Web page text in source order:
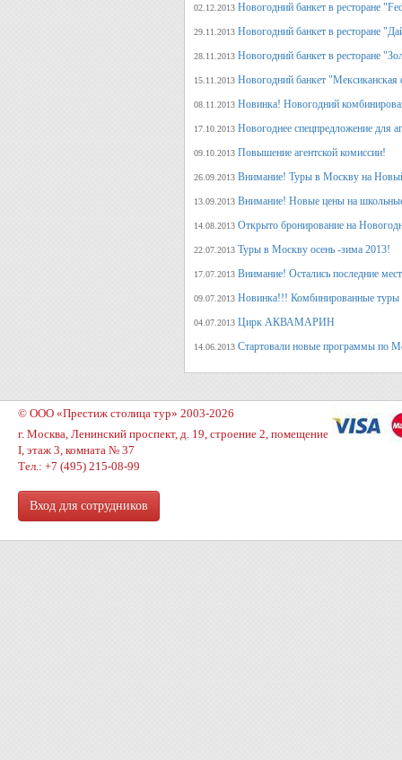
02.12.2013 Новогодний банкет в ресторане
29.11.2013 Новогодний банкет в ресторане
28.11.2013 Новогодний банкет в ресторане
15.11.2013 Новогодний банкет
08.11.2013 Новинка! Новогодний
17.10.2013 Новогоднее спецпредложение для
09.10.2013 Повышение агентской комиссии!
26.09.2013 Внимание! Туры в Москву на
13.09.2013 Внимание! Новые цены на
14.08.2013 Открыто бронирование на
22.07.2013 Туры в Москву осень -зима 2013!
17.07.2013 Внимание! Остались последние
09.07.2013 Новинка!!! Комбинированные туры
04.07.2013 Цирк АКВАМАРИН
14.06.2013 Стартовали новые программы по
© ООО «Престиж столица тур» 2003-2026
г. Москва, Ленинский проспект, д. 19, строение 2, помещение
I, этаж 3, комната № 37
Тел.: +7 (495) 215-08-99
Вход для сотрудников